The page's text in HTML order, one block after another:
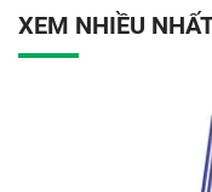
XEM NHIỀU